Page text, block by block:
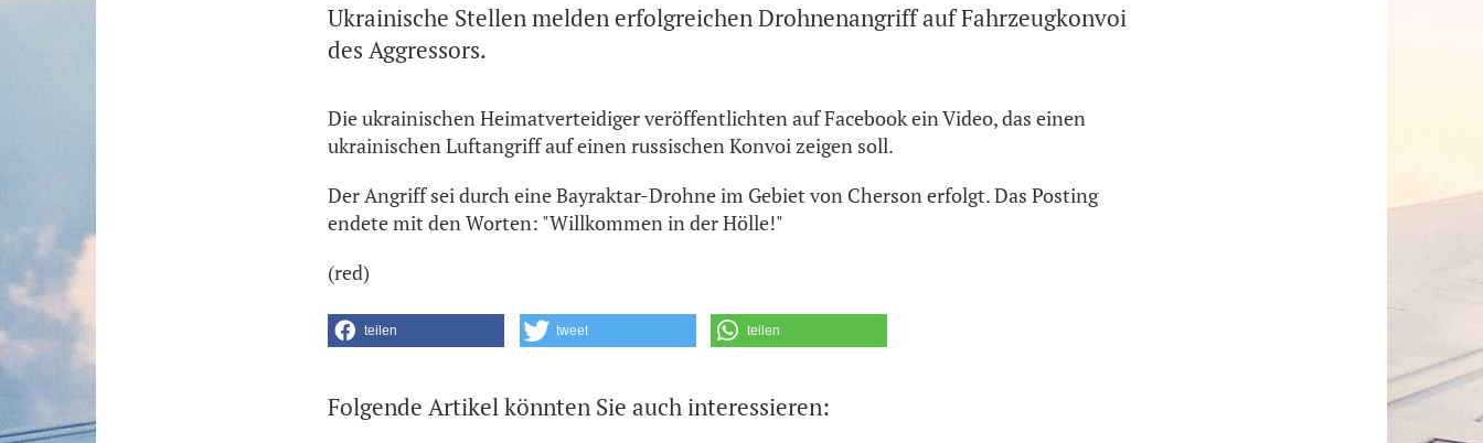
Ukrainische Stellen melden erfolgreichen Drohnenangriff auf Fahrzeugkonvoi
des Aggressors.
Die ukrainischen Heimatverteidiger veröffentlichten auf Facebook ein Video, das einen
ukrainischen Luftangriff auf einen russischen Konvoi zeigen soll.
Der Angriff sei durch eine Bayraktar-Drohne im Gebiet von Cherson erfolgt. Das Posting
endete mit den Worten: "Willkommen in der Hölle!"
(red)
teilen tweet teilen
Folgende Artikel könnten Sie auch interessieren: